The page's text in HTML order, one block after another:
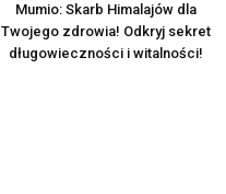
Mumio: Skarb Himalajów dla
Twojego zdrowia! Odkryj sekret
długowieczności i witalności!